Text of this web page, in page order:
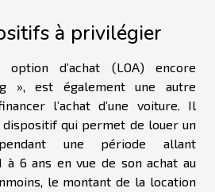
à privilégier
d’achat (LOA) encore
», est également une autre
l’achat d’une voiture. Il
dispositif qui permet de louer un
une période allant
à 6 ans en vue de son achat au
le montant de la location